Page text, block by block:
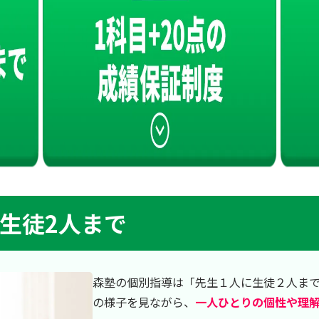
徒2人まで
森塾の個別指導は「先生１人に生徒２人ま
の様子を見ながら、 一人ひとりの個性や理